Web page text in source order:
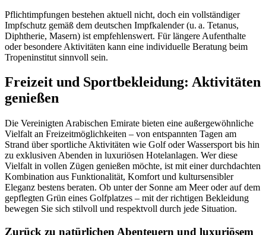
Pflichtimpfungen bestehen aktuell nicht, doch ein vollständiger
Impfschutz gemäß dem deutschen Impfkalender (u. a. Tetanus,
Diphtherie, Masern) ist empfehlenswert. Für längere Aufenthalte
oder besondere Aktivitäten kann eine individuelle Beratung beim
Tropeninstitut sinnvoll sein.
Freizeit und Sportbekleidung: Aktivitäten
genießen
Die Vereinigten Arabischen Emirate bieten eine außergewöhnliche
Vielfalt an Freizeitmöglichkeiten – von entspannten Tagen am
Strand über sportliche Aktivitäten wie Golf oder Wassersport bis hin
zu exklusiven Abenden in luxuriösen Hotelanlagen. Wer diese
Vielfalt in vollen Zügen genießen möchte, ist mit einer durchdachten
Kombination aus Funktionalität, Komfort und kultursensibler
Eleganz bestens beraten. Ob unter der Sonne am Meer oder auf dem
gepflegten Grün eines Golfplatzes – mit der richtigen Bekleidung
bewegen Sie sich stilvoll und respektvoll durch jede Situation.
Zurück zu natürlichen Abenteuern und luxuriösem